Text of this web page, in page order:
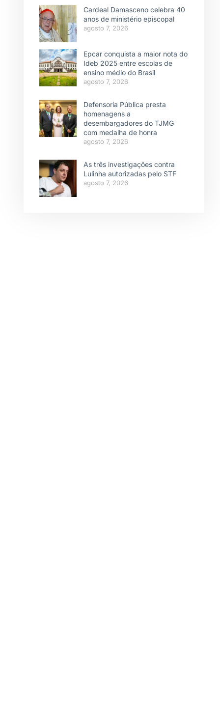
Cardeal Damasceno celebra 40
anos de ministério episcopal
agosto 7, 2026
Epcar conquista a maior nota do
Ideb 2025 entre escolas de
ensino médio do Brasil
agosto 7, 2026
Defensoria Pública presta
homenagens a
desembargadores do TJMG
com medalha de honra
agosto 7, 2026
As três investigações contra
Lulinha autorizadas pelo STF
agosto 7, 2026